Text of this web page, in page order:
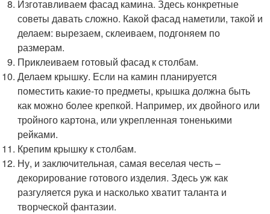
Изготавливаем фасад камина. Здесь конкретные
советы давать сложно. Какой фасад наметили, такой и
делаем: вырезаем, склеиваем, подгоняем по
размерам.
Приклеиваем готовый фасад к столбам.
Делаем крышку. Если на камин планируется
поместить какие-то предметы, крышка должна быть
как можно более крепкой. Например, их двойного или
тройного картона, или укрепленная тоненькими
рейками.
Крепим крышку к столбам.
Ну, и заключительная, самая веселая честь –
декорирование готового изделия. Здесь уж как
разгуляется рука и насколько хватит таланта и
творческой фантазии.